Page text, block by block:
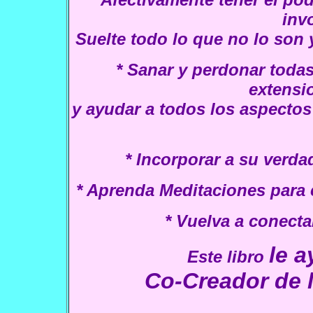
Suelte todo lo que no lo son
* Sanar y perdonar
y ayudar a todos los
* Incorporar a su
*Aprenda Meditaciones
* Vuelva a
Este libro le
Co-Creador de